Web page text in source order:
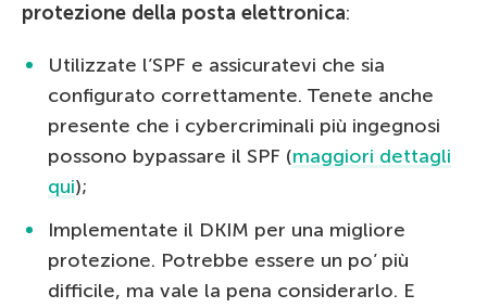
protezione della posta elettronica:
Utilizzate l’SPF e assicuratevi che sia
configurato correttamente. Tenete anche
presente che i cybercriminali più ingegnosi
possono bypassare il SPF (maggiori dettagli
qui);
Implementate il DKIM per una migliore
protezione. Potrebbe essere un po’ più
difficile, ma vale la pena considerarlo. E